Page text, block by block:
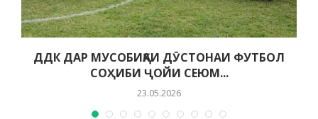
ДДК ДАР МУСОБИҚАИ ДӮСТОНАИ ФУТБОЛ
СОҲИБИ ҶОЙИ СЕЮМ...
23.05.2026